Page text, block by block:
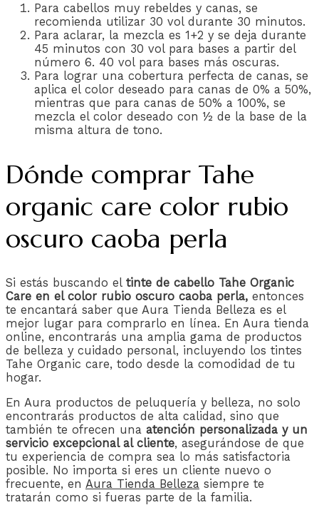
Para cabellos muy rebeldes y canas, se
recomienda utilizar 30 vol durante 30 minutos.
Para aclarar, la mezcla es 1+2 y se deja durante
45 minutos con 30 vol para bases a partir del
número 6. 40 vol para bases más oscuras.
Para lograr una cobertura perfecta de canas, se
aplica el color deseado para canas de 0% a 50%,
mientras que para canas de 50% a 100%, se
mezcla el color deseado con ½ de la base de la
misma altura de tono.
Dónde comprar Tahe
organic care color rubio
oscuro caoba perla
Si estás buscando el tinte de cabello Tahe Organic
Care en el color rubio oscuro caoba perla, entonces
te encantará saber que Aura Tienda Belleza es el
mejor lugar para comprarlo en línea. En Aura tienda
online, encontrarás una amplia gama de productos
de belleza y cuidado personal, incluyendo los tintes
Tahe Organic care, todo desde la comodidad de tu
hogar.
En Aura productos de peluquería y belleza, no solo
encontrarás productos de alta calidad, sino que
también te ofrecen una atención personalizada y un
servicio excepcional al cliente, asegurándose de que
tu experiencia de compra sea lo más satisfactoria
posible. No importa si eres un cliente nuevo o
frecuente, en Aura Tienda Belleza siempre te
tratarán como si fueras parte de la familia.